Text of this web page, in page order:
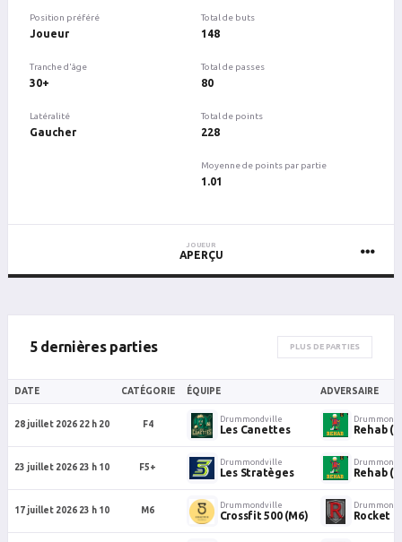
Position préféré
Joueur
Tranche d'âge
30+
Latéralité
Gaucher
Total de buts
148
Total de passes
80
Total de points
228
Moyenne de points par partie
1.01
JOUEUR
APERÇU
5 dernières parties PLUS DE PARTIES
DATE CATÉGORIE ÉQUIPE ADVERSAIRE
28 juillet 2026 22 h 20 F4
Drummondville
Les Canettes Rehab
23 juillet 2026 23 h 10 F5+
Drummondville
Les Stratèges Rehab
17 juillet 2026 23 h 10 M6
Drummondville
Crossfit 500 (M6) Rocket